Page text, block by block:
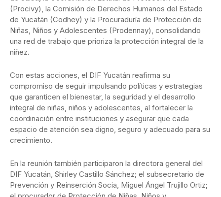
(Procivy), la Comisión de Derechos Humanos del Estado
de Yucatán (Codhey) y la Procuraduría de Protección de
Niñas, Niños y Adolescentes (Prodennay), consolidando
una red de trabajo que prioriza la protección integral de la
niñez.
Con estas acciones, el DIF Yucatán reafirma su
compromiso de seguir impulsando políticas y estrategias
que garanticen el bienestar, la seguridad y el desarrollo
integral de niñas, niños y adolescentes, al fortalecer la
coordinación entre instituciones y asegurar que cada
espacio de atención sea digno, seguro y adecuado para su
crecimiento.
En la reunión también participaron la directora general del
DIF Yucatán, Shirley Castillo Sánchez; el subsecretario de
Prevención y Reinserción Socia, Miguel Ángel Trujillo Ortiz;